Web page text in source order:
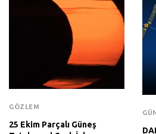
GÖZLEM
25 Ekim Parçalı Güneş